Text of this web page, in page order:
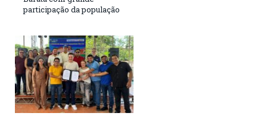
participação da população